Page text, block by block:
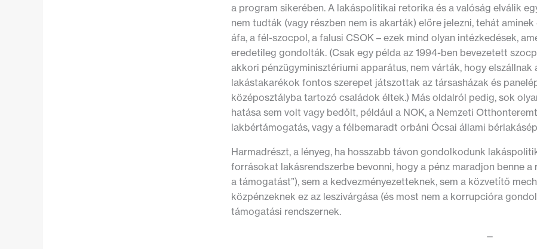
a program sikerében. A lakáspolitikai retorika és a valóság elválik
nem tudták (vagy részben nem is akarták) előre jelezni, tehát
áfa, a fél-szocpol, a falusi CSOK – ezek mind olyan intézkedések,
eredetileg gondolták. (Csak egy példa az 1994-ben bevezetett
akkori pénzügyminisztériumi apparátus, nem várták, hogy
lakástakarékok fontos szerepet játszottak az társasházak és
középosztályba tartozó családok éltek.) Más oldalról pedig, sok
hatása sem volt vagy bedőlt, például a NOK, a Nemzeti
lakbértámogatás, vagy a félbemaradt orbáni Ócsai állami
Harmadrészt, a lényeg, ha hosszabb távon gondolkodunk
forrásokat lakásrendszerbe bevonni, hogy a pénz maradjon benne a
a támogatást”), sem a kedvezményezetteknek, sem a közvetítő
közpénzeknek ez az leszivárgása (és most nem a korrupcióra
támogatási rendszernek.
—